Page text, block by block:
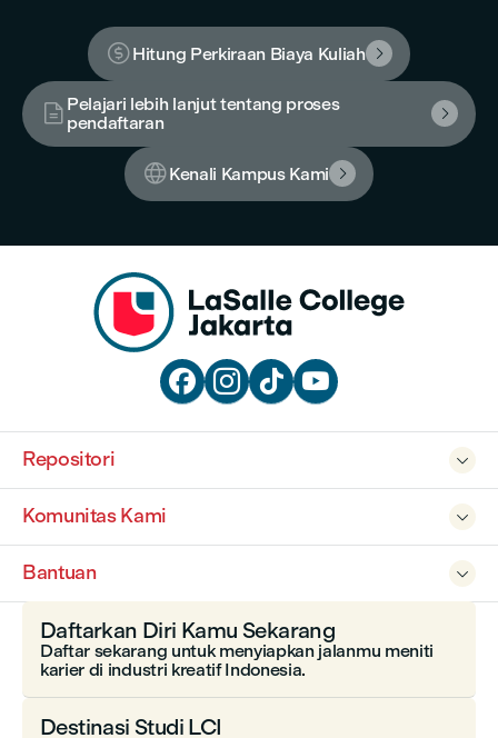
Hitung Perkiraan Biaya Kuliah 
 Pelajari lebih lanjut tentang proses
pendaftaran

Kenali Kampus Kami 
   

Repositori

Komunitas Kami

Bantuan
Daftarkan Diri Kamu Sekarang
Daftar sekarang untuk menyiapkan jalanmu meniti
karier di industri kreatif Indonesia.
Destinasi Studi LCI